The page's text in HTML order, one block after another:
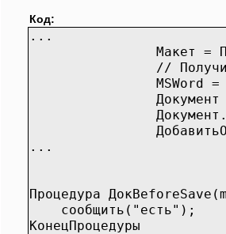
Код:
...
Макет =
//
MSWord
...
Процедура
сообщить("есть");
КонецПроцедуры